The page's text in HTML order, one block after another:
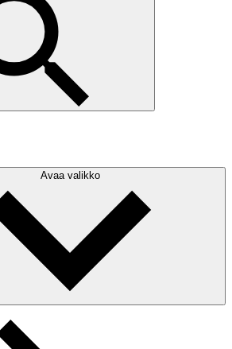
Avaa valikko